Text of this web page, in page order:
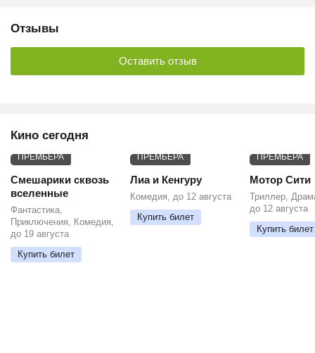
Отзывы
Оставить отзыв
Кино сегодня
ПРЕМЬЕРА
Смешарики сквозь
вселенные
Фантастика,
Приключения, Комедия,
до 19 августа
Купить билет
ПРЕМЬЕРА
Лиа и Кенгуру
Комедия, до 12 августа
Купить билет
ПРЕМЬЕРА
Мотор Сити
Триллер,
до 12 августа
Купить билет